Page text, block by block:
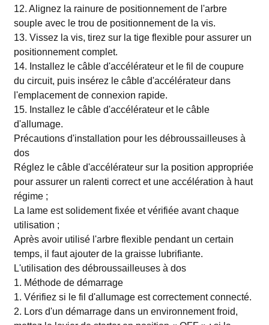
12. Alignez la rainure de positionnement de l'arbre
souple avec le trou de positionnement de la vis.
13. Vissez la vis, tirez sur la tige flexible pour assurer un
positionnement complet.
14. Installez le câble d'accélérateur et le fil de coupure
du circuit, puis insérez le câble d'accélérateur dans
l'emplacement de connexion rapide.
15. Installez le câble d'accélérateur et le câble
d'allumage.
Précautions d'installation pour les débroussailleuses à
dos
Réglez le câble d'accélérateur sur la position appropriée
pour assurer un ralenti correct et une accélération à haut
régime ;
La lame est solidement fixée et vérifiée avant chaque
utilisation ;
Après avoir utilisé l'arbre flexible pendant un certain
temps, il faut ajouter de la graisse lubrifiante.
L'utilisation des débroussailleuses à dos
1. Méthode de démarrage
1. Vérifiez si le fil d'allumage est correctement connecté.
2. Lors d'un démarrage dans un environnement froid,